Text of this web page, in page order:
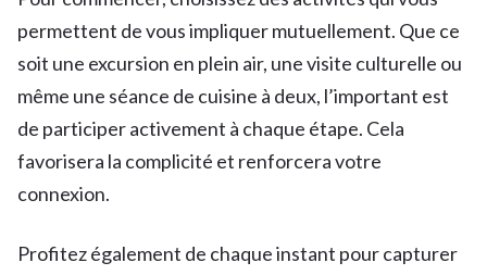
permettent de vous impliquer mutuellement. Que ce
soit une excursion en plein air, une visite culturelle ou
même une séance de cuisine à deux, l’important est
de participer activement à chaque étape. Cela
favorisera la complicité et renforcera votre
connexion.
Profitez également de chaque instant pour capturer